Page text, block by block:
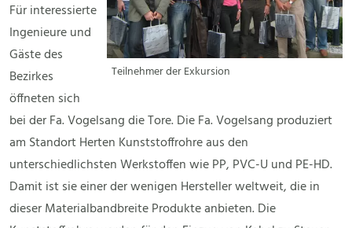
Teilnehmer der Exkursion
Für interessierte
Ingenieure und
Gäste des
Bezirkes
öffneten sich
bei der Fa. Vogelsang die Tore. Die Fa. Vogelsang produziert
am Standort Herten Kunststoffrohre aus den
unterschiedlichsten Werkstoffen wie PP, PVC-U und PE-HD.
Damit ist sie einer der wenigen Hersteller weltweit, die in
dieser Materialbandbreite Produkte anbieten. Die